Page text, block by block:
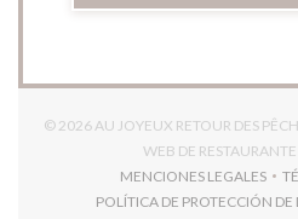
© 2026 AU JOYEUX RETOUR DES
WEB DE
MENCIONES LEGALES
((ABRE EN
POLÍTICA DE PROTECCIÓN DE